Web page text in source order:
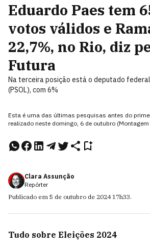
Eduardo Paes tem
votos válidos e
22,7%, no Rio, diz
Futura
Na terceira posição está o deputado
(PSOL), com 6%
Esta é uma das últimas pesquisas antes do
realizado neste domingo, 6 de outubro (Montagem
Clara Assunção
Repórter
Publicado em 5 de outubro de 2024 17h33.
Tudo sobre Eleições 2024